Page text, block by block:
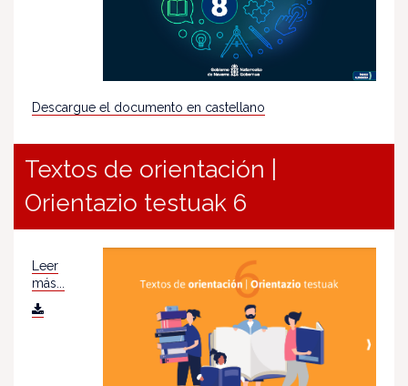
Descargue el documento en castellano
Textos de orientación |
Orientazio testuak 6
Leer
más...